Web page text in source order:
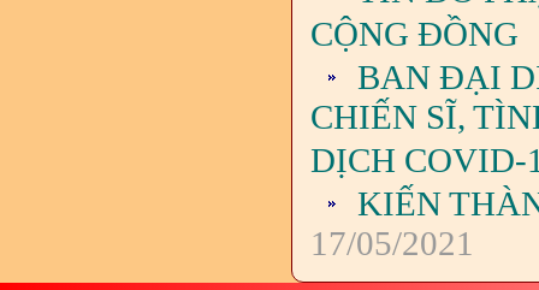
CỘNG ĐỒNG
BAN ĐẠI
CHIẾN SĨ,
DỊCH COVID-
KIẾN
17/05/2021